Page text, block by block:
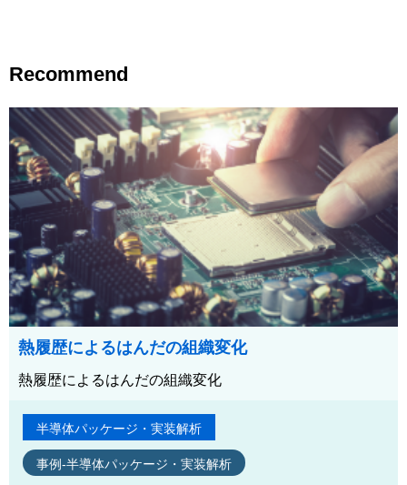
Recommend
熱履歴によるはんだの組織変化
熱履歴によるはんだの組織変化
半導体パッケージ・実装解析
事例-半導体パッケージ・実装解析